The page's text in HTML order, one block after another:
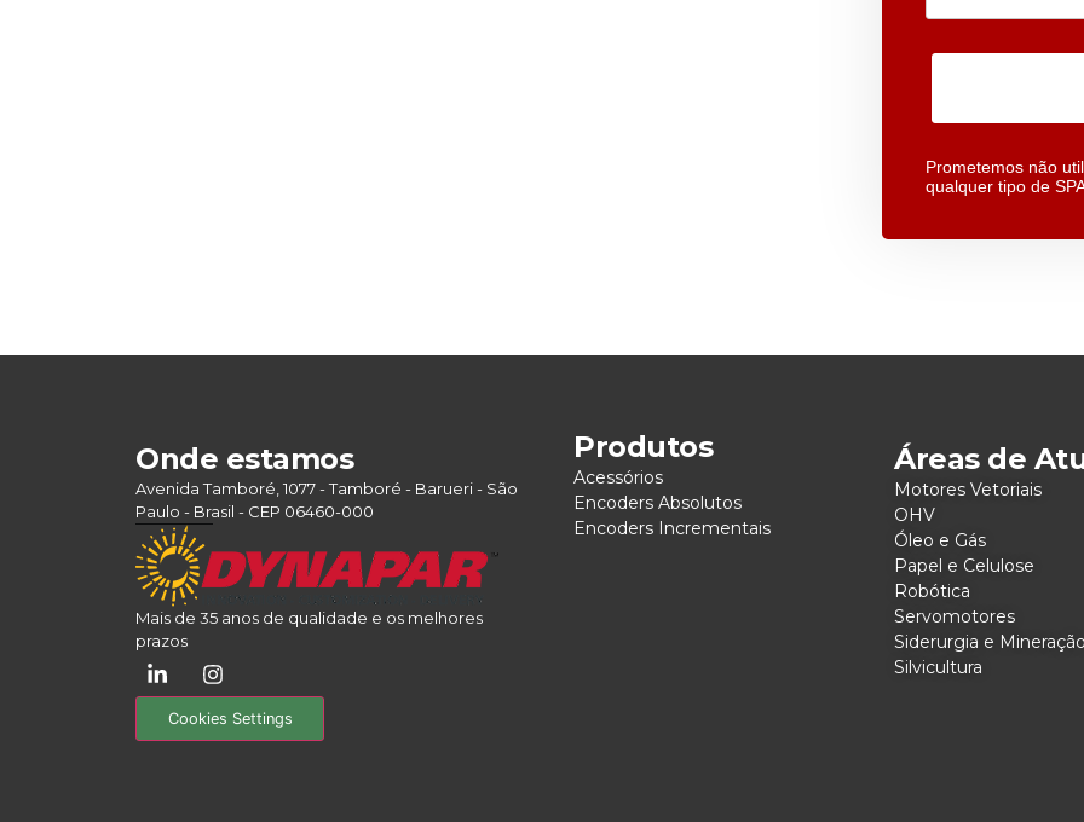
Prometemos não
qualquer tipo de
Onde estamos
Avenida Tamboré, 1077 - Tamboré - Barueri - São
Paulo - Brasil - CEP 06460-000
Mais de 35 anos de qualidade e os melhores
prazos
Cookies Settings
Produtos
Acessórios
Encoders Absolutos
Encoders Incrementais
Áreas de
Motores Vetoriais
OHV
Óleo e Gás
Papel e Celulose
Robótica
Servomotores
Siderurgia e Mineração
Silvicultura